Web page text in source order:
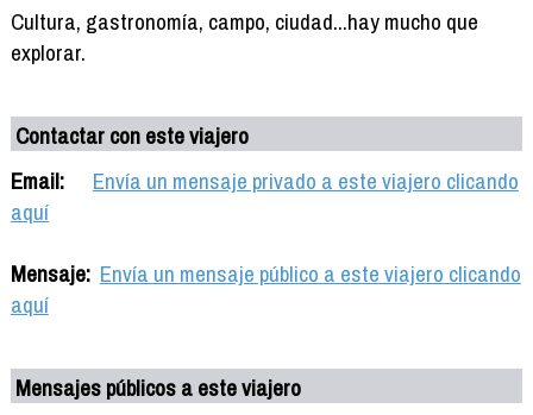
Cultura, gastronomía, campo, ciudad...hay mucho que
explorar.
Contactar con este viajero
Email:
Envía un mensaje privado a este viajero clicando
aquí
Mensaje: Envía un mensaje público a este viajero clicando
aquí
Mensajes públicos a este viajero